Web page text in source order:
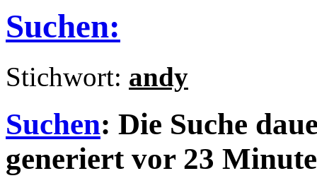
Suchen:
Stichwort: andy
Suchen: Die Suche
generiert vor 23